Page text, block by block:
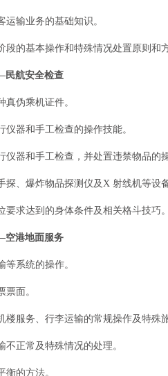
输业务的基础知识。
的基本操作和特殊情况处置原则和方
航安全检查
伪乘机证件。
器和手工检查的操作技能。
器和手工检查，并处置违禁物品的操
、爆炸物品探测仪及X 射线机等设备
求达到的身体条件及相关格斗技巧。
港地面服务
系统的操作。
面。
服务、行李运输的常规操作及特殊旅
正常及特殊情况的处理。
的方法。